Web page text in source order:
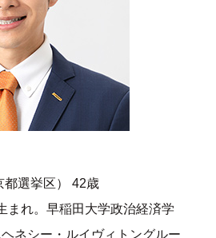
都選挙区） 42歳
まれ。早稲田大学政治経済学
ネシー・ルイヴィトングルー